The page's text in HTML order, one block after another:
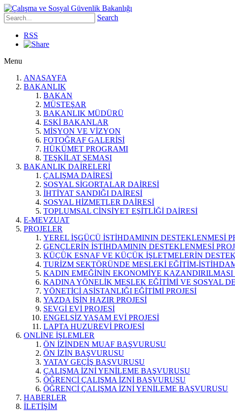
Search
RSS
Menu
ANASAYFA
BAKANLIK
BAKAN
MÜSTEŞAR
BAKANLIK MÜDÜRÜ
ESKİ BAKANLAR
MİSYON VE VİZYON
FOTOĞRAF GALERİSİ
HÜKÜMET PROGRAMI
TEŞKİLAT ŞEMASI
BAKANLIK DAİRELERİ
ÇALIŞMA DAİRESİ
SOSYAL SİGORTALAR DAİRESİ
İHTİYAT SANDIĞI DAİRESİ
SOSYAL HİZMETLER DAİRESİ
TOPLUMSAL CİNSİYET EŞİTLİĞİ DAİRESİ
E-MEVZUAT
PROJELER
YEREL İŞGÜCÜ İSTİHDAMININ DESTEKLENMESİ
GENÇLERİN İSTİHDAMININ DESTEKLENMESİ
KÜÇÜK ESNAF VE KÜÇÜK İŞLETMELERİN DESTEK
TURİZM SEKTÖRÜNDE MESLEKİ EĞİTİM-
KADIN EMEĞİNİN EKONOMİYE KAZANDIRILMASI
KADINA YÖNELİK MESLEK EĞİTİMİ VE SOSYAL
YÖNETİCİ ASİSTANLIĞI EĞİTİMİ PROJESİ
YAZDA İŞİN HAZIR PROJESİ
SEVGİ EVİ PROJESİ
ENGELSİZ YAŞAM EVİ PROJESİ
LAPTA HUZUREVİ PROJESİ
ONLİNE İŞLEMLER
ÖN İZİNDEN MUAF BAŞVURUSU
ÖN İZİN BAŞVURUSU
YATAY GEÇİŞ BAŞVURUSU
ÇALIŞMA İZNİ YENİLEME BAŞVURUSU
ÖĞRENCİ ÇALIŞMA İZNİ BAŞVURUSU
ÖĞRENCİ ÇALIŞMA İZNİ YENİLEME BAŞVURUSU
HABERLER
İLETİŞİM